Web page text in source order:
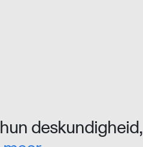
deskundigheid,